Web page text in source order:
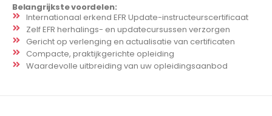
Belangrijkste voordelen:
Internationaal erkend EFR Update-instructeurscertificaat
Zelf EFR herhalings- en updatecursussen verzorgen
Gericht op verlenging en actualisatie van certificaten
Compacte, praktijkgerichte opleiding
Waardevolle uitbreiding van uw opleidingsaanbod